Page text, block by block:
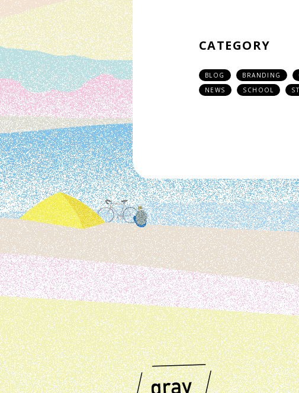
CATEGORY
BLOG BRANDING
NEWS
SCHOOL